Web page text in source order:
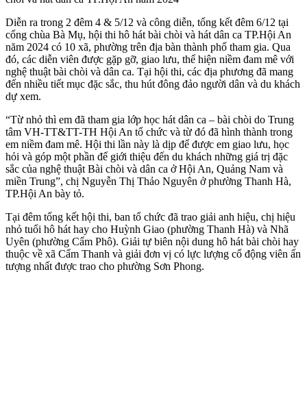
Diễn ra trong 2 đêm 4 & 5/12 và công diễn, tổng kết đêm 6/12 tại
cổng chùa Bà Mụ, hội thi hô hát bài chòi và hát dân ca TP.Hội An
năm 2024 có 10 xã, phường trên địa bàn thành phố tham gia. Qua
đó, các diễn viên được gặp gỡ, giao lưu, thể hiện niềm đam mê với
nghệ thuật bài chòi và dân ca. Tại hội thi, các địa phương đã mang
đến nhiều tiết mục đặc sắc, thu hút đông đảo người dân và du khách
dự xem.
“Từ nhỏ thì em đã tham gia lớp học hát dân ca – bài chòi do Trung
tâm VH-TT&TT-TH Hội An tổ chức và từ đó đã hình thành trong
em niềm đam mê. Hội thi lần này là dịp để được em giao lưu, học
hỏi và góp một phần để giới thiệu đến du khách những giá trị đặc
sắc của nghệ thuật Bài chòi và dân ca ở Hội An, Quảng Nam và
miền Trung”, chị Nguyễn Thị Thảo Nguyên ở phường Thanh Hà,
TP.Hội An bày tỏ.
Tại đêm tổng kết hội thi, ban tổ chức đã trao giải anh hiệu, chị hiệu
nhỏ tuổi hô hát hay cho Huỳnh Giao (phường Thanh Hà) và Nhã
Uyên (phường Cẩm Phô). Giải tự biên nội dung hô hát bài chòi hay
thuộc về xã Cẩm Thanh và giải đơn vị có lực lượng cổ động viên ấn
tượng nhất được trao cho phường Sơn Phong.